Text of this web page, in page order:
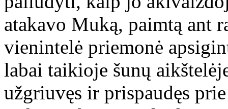
atakavo Muką, paimtą ant
vienintelė priemonė
labai taikioje šunų
užgriuvęs ir prispaudęs